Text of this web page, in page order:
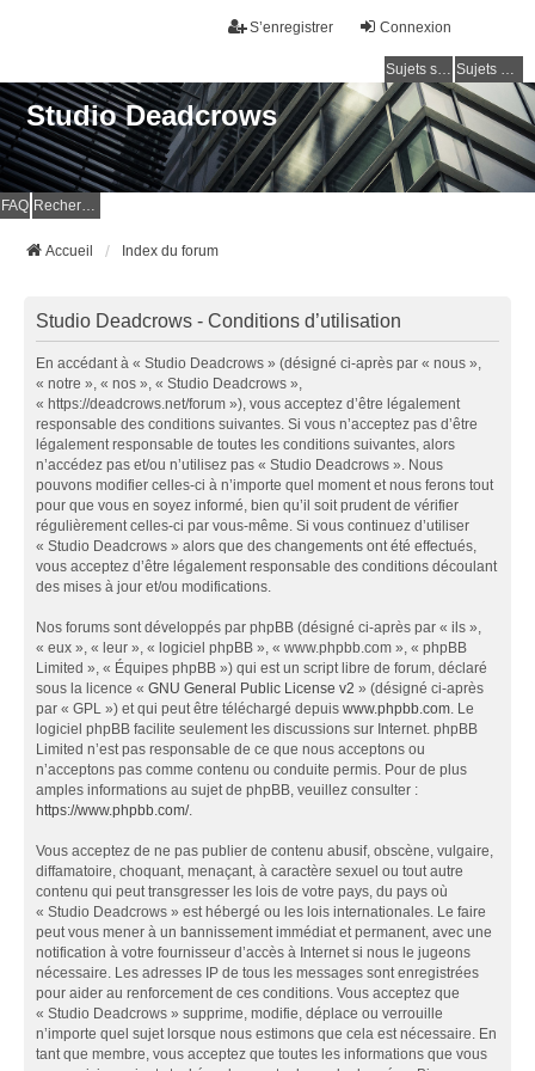
Connexion
S’enregistrer
Sujets sans réponse Sujets actifs
Studio Deadcrows
FAQ Rechercher
Accueil Index du forum
Studio Deadcrows - Conditions d’utilisation
En accédant à « Studio Deadcrows » (désigné ci-après par « nous »,
« notre », « nos », « Studio Deadcrows »,
« https://deadcrows.net/forum »), vous acceptez d’être légalement
responsable des conditions suivantes. Si vous n’acceptez pas d’être
légalement responsable de toutes les conditions suivantes, alors
n’accédez pas et/ou n’utilisez pas « Studio Deadcrows ». Nous
pouvons modifier celles-ci à n’importe quel moment et nous ferons tout
pour que vous en soyez informé, bien qu’il soit prudent de vérifier
régulièrement celles-ci par vous-même. Si vous continuez d’utiliser
« Studio Deadcrows » alors que des changements ont été effectués,
vous acceptez d’être légalement responsable des conditions découlant
des mises à jour et/ou modifications.
Nos forums sont développés par phpBB (désigné ci-après par « ils »,
« eux », « leur », « logiciel phpBB », « www.phpbb.com », « phpBB
Limited », « Équipes phpBB ») qui est un script libre de forum, déclaré
sous la licence « GNU General Public License v2 » (désigné ci-après
par « GPL ») et qui peut être téléchargé depuis www.phpbb.com. Le
logiciel phpBB facilite seulement les discussions sur Internet. phpBB
Limited n’est pas responsable de ce que nous acceptons ou
n’acceptons pas comme contenu ou conduite permis. Pour de plus
amples informations au sujet de phpBB, veuillez consulter :
https://www.phpbb.com/.
Vous acceptez de ne pas publier de contenu abusif, obscène, vulgaire,
diffamatoire, choquant, menaçant, à caractère sexuel ou tout autre
contenu qui peut transgresser les lois de votre pays, du pays où
« Studio Deadcrows » est hébergé ou les lois internationales. Le faire
peut vous mener à un bannissement immédiat et permanent, avec une
notification à votre fournisseur d’accès à Internet si nous le jugeons
nécessaire. Les adresses IP de tous les messages sont enregistrées
pour aider au renforcement de ces conditions. Vous acceptez que
« Studio Deadcrows » supprime, modifie, déplace ou verrouille
n’importe quel sujet lorsque nous estimons que cela est nécessaire. En
tant que membre, vous acceptez que toutes les informations que vous